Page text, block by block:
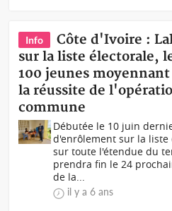
Info
Côte d'Ivoire :
sur la liste électorale,
100 jeunes
la réussite de
commune
Débutée le 10 juin
d'enrôlement sur la
sur toute l'étendue du
prendra fin le 24
de la...
il y a 6 ans